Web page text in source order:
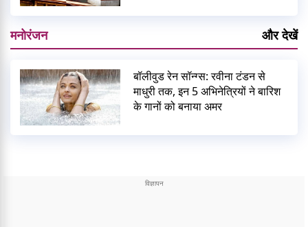
मनोरंजन और देखें
बॉलीवुड रेन सॉन्ग्स: रवीना टंडन से
माधुरी तक, इन 5 अभिनेत्रियों ने बारिश
के गानों को बनाया अमर